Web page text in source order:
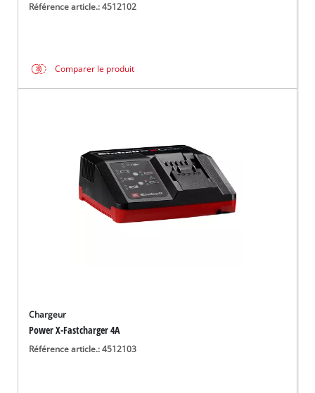
Référence article.: 4512102
Comparer le produit
Chargeur
Power X-Fastcharger 4A
Référence article.: 4512103